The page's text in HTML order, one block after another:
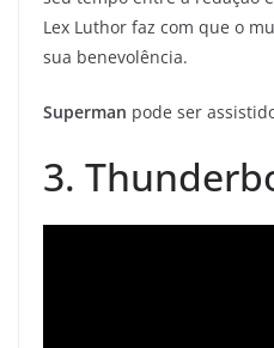
Lex Luthor faz com que o
sua benevolência.
Superman pode ser
3.